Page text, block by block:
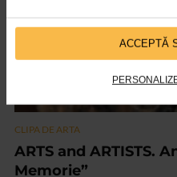
ACCEPTĂ
CLIPA DE ARTA
ARTS and ARTISTS.
Memorie”